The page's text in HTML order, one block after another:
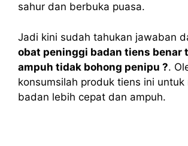
sahur dan berbuka puasa.
Jadi kini sudah tahukan jawaban
obat peninggi badan tiens benar
ampuh tidak bohong penipu ?.
konsumsilah produk tiens ini untuk
badan lebih cepat dan ampuh.